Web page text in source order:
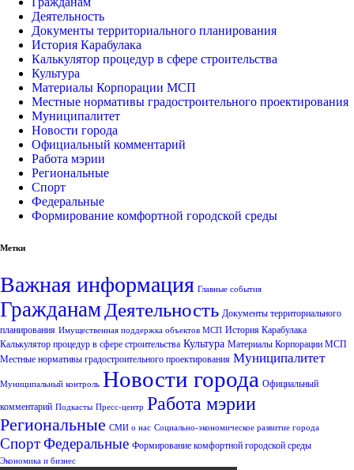
Деятельность
Документы территориального планирования
История Карабулака
Калькулятор процедур в сфере строительства
Культура
Материалы Корпорации МСП
Местные нормативы градостроительного проектирования
Муниципалитет
Новости города
Официальный комментарий
Работа мэрии
Региональные
Спорт
Федеральные
Формирование комфортной городской среды
Метки
Важная информация Главные события
Гражданам Деятельность Документы территориального
планирования Имущественная поддержка объектов МСП История Карабулака
Калькулятор процедур в сфере строительства Культура Материалы Корпорации МСП
Местные нормативы градостроительного проектирования Муниципалитет
Муниципальный контроль Новости города Официальный
комментарий Подкасты Пресс-центр Работа мэрии
Региональные СМИ о нас Социально-экономическое развитие города
СпортФедеральные Формирование комфортной городской среды
Экономика и бизнес